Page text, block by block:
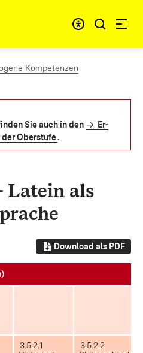
Kompetenzen
Sie auch in den
Er­
Ober­stu­fe.
Latein als
Download als PDF
3.5.2.1
3.5.2.2